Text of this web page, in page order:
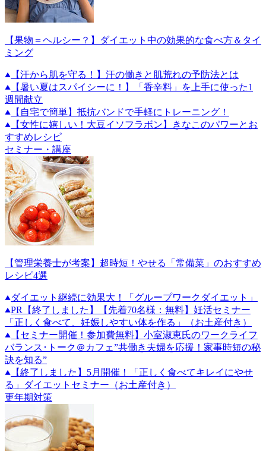
【果物＝ヘルシー？】ダイエット中の効果的な食べ方＆タイ
ミング
【汗から肌を守る！】汗の働きと肌荒れの予防法とは
【暑い夏はスパイシーに！】「香辛料」を上手に使った1
週間献立
【自宅で簡単】抵抗バンドで手軽にトレーニング！
【女性に嬉しい！大豆イソフラボン】きなこのパワーとお
すすめレシピ
セミナー・講座
【管理栄養士が考案】超時短！やせる「常備菜」のおすすめ
レシピ4選
ダイエット継続に効果大！「グループワークダイエット」
PR 【終了しました】【先着70名様：無料】妊活セミナー
「正しく食べて、妊娠しやすい体を作る」（お土産付き）
【セミナー開催！参加費無料】小室淑恵氏のワークライフ
バランス･トーク＠カフェ”共働き夫婦を応援！家事時短の秘
訣を知る”
【終了しました】5月開催！「正しく食べてキレイにやせ
る」ダイエットセミナー（お土産付き）
更年期対策